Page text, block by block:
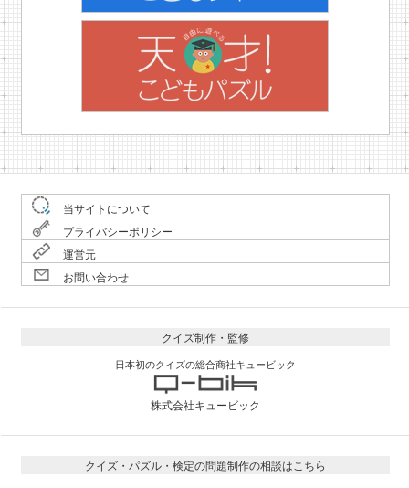
当サイトについて
プライバシーポリシー
運営元
お問い合わせ
クイズ制作・監修
日本初のクイズの総合商社キュービック
株式会社キュービック
クイズ・パズル・検定の問題制作の相談はこちら